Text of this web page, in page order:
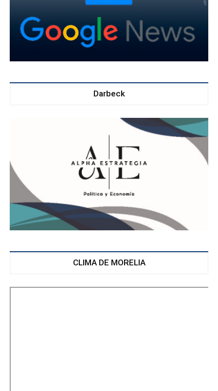
Darbeck
CLIMA DE MORELIA